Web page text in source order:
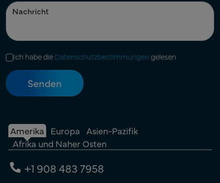
Ich habe dieDatenschutzbestimmungen gelesen
Amerika Europa Asien-Pazifik
Afrika und Naher Osten
+1 908 483 7958